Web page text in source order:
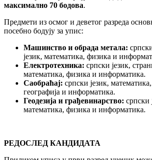
максимално 70 бодова.
Предмети из осмог и деветог разреда
посебно бодују за упис:
Машинство и обрада метала:
језик, математика, физика и
Електротехника: српски језик,
математика, физика и информатика.
Саoбраћај: српски језик,
географија и информатика.
Геодезија и грађевинарство: српски
математика, физика и информатика.
РЕДОСЛЕД КАНДИДАТА